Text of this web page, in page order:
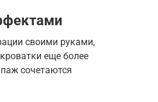
своими руками,
еще более
сочетаются